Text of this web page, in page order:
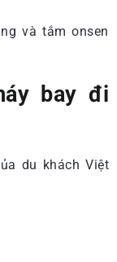
và tắm onsen
bay đi
du khách Việt